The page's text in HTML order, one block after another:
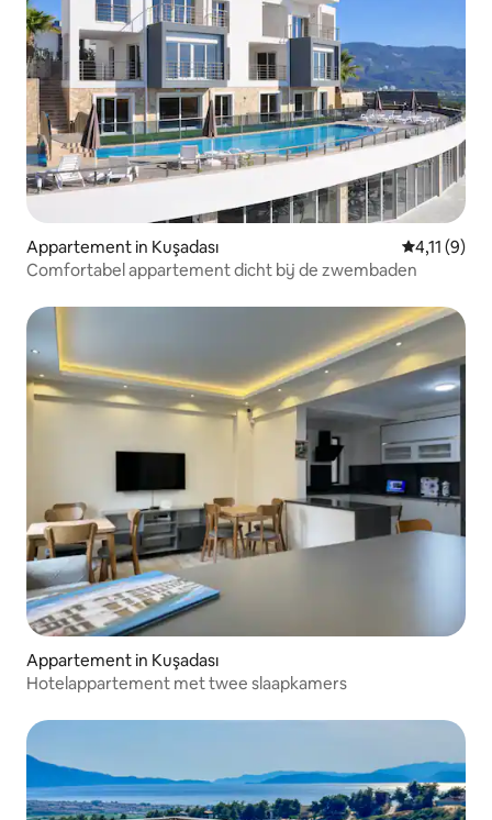
Appartement in Kuşadası
4,11 (9)
Comfortabel appartement dicht bij de zwembaden
Appartement in Kuşadası
Hotelappartement met twee slaapkamers